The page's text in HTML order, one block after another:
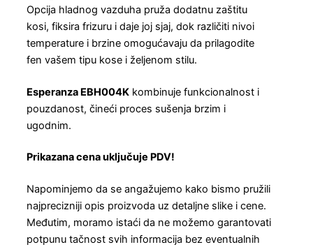
Opcija hladnog vazduha pruža dodatnu zaštitu
kosi, fiksira frizuru i daje joj sjaj, dok različiti nivoi
temperature i brzine omogućavaju da prilagodite
fen vašem tipu kose i željenom stilu.
Esperanza EBH004K kombinuje funkcionalnost i
pouzdanost, čineći proces sušenja brzim i
ugodnim.
Prikazana cena uključuje PDV!
Napominjemo da se angažujemo kako bismo pružili
najprecizniji opis proizvoda uz detaljne slike i cene.
Međutim, moramo istaći da ne možemo garantovati
potpunu tačnost svih informacija bez eventualnih